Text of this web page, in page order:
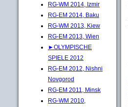
RG-WM 2014, Izmir
RG-EM 2014, Baku
RG-WM 2013, Kiew
RG-EM 2013, Wien
►OLYMPISCHE
SPIELE 2012
RG-EM 2012, Nishni
Novgorod
RG-EM 2011, Minsk
RG-WM 2010,